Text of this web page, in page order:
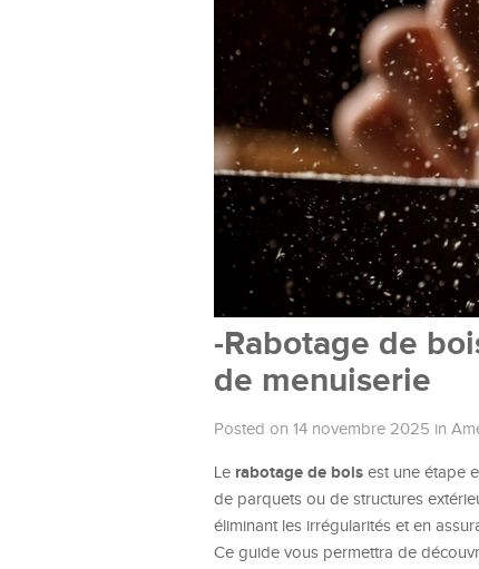
-Rabotage de
de menuiserie
Posted on 14 novembre 2025 in
Le rabotage de bois est une étape
de parquets ou de structures
éliminant les irrégularités et en
Ce guide vous permettra de